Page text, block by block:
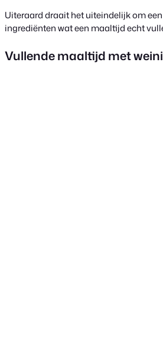
Uiteraard draait het uiteindelijk om
ingrediënten wat een maaltijd echt
Vullende maaltijd met